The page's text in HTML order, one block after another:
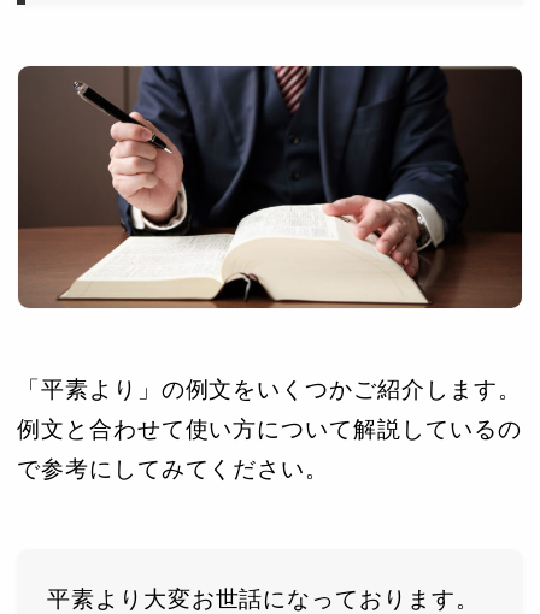
「平素より」の例文をいくつかご紹介します。
例文と合わせて使い方について解説しているの
で参考にしてみてください。
平素より大変お世話になっております。